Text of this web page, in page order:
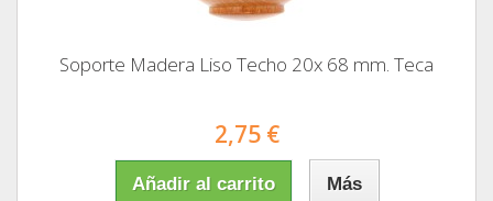
Soporte Madera Liso Techo 20x 68 mm. Teca
2,75 €
Añadir al carrito Más